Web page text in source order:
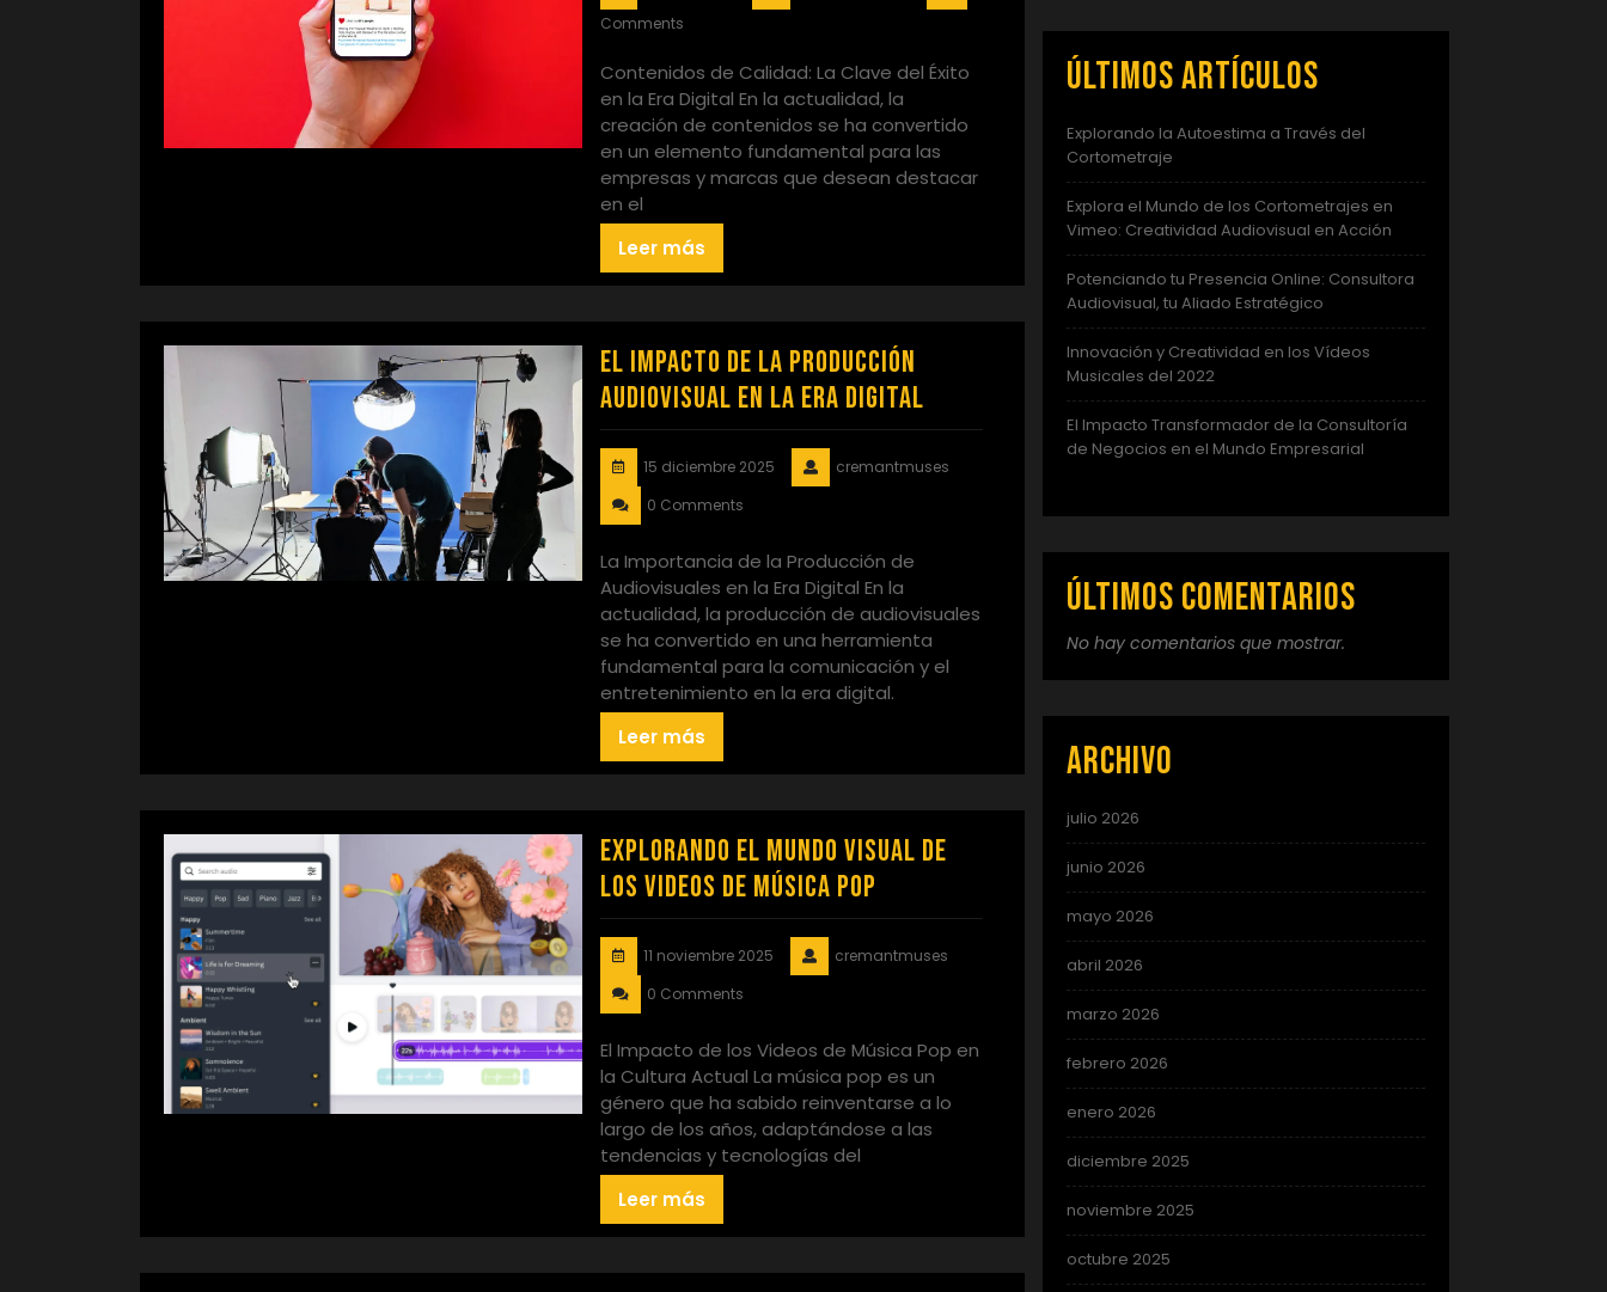
Comments
Contenidos de Calidad: La Clave del Éxito
en la Era Digital En la actualidad, la
creación de contenidos se ha convertido
en un elemento fundamental para las
empresas y marcas que desean destacar
en el
Leer más
El Impacto de la Producción
Audiovisual en la Era Digital
15 diciembre 2025
cremantmuses
0 Comments
La Importancia de la Producción de
Audiovisuales en la Era Digital En la
actualidad, la producción de audiovisuales
se ha convertido en una herramienta
fundamental para la comunicación y el
entretenimiento en la era digital.
Leer más
Explorando el Mundo Visual de
los Videos de Música Pop
11 noviembre 2025
cremantmuses
0 Comments
El Impacto de los Videos de Música Pop en
la Cultura Actual La música pop es un
género que ha sabido reinventarse a lo
largo de los años, adaptándose a las
tendencias y tecnologías del
Leer más
Últimos artículos
Explorando la Autoestima a Través del
Cortometraje
Explora el Mundo de los Cortometrajes en
Vimeo: Creatividad Audiovisual en Acción
Potenciando tu Presencia Online: Consultora
Audiovisual, tu Aliado Estratégico
Innovación y Creatividad en los Vídeos
Musicales del 2022
El Impacto Transformador de la Consultoría
de Negocios en el Mundo Empresarial
Últimos comentarios
No hay comentarios que mostrar.
Archivo
julio 2026
junio 2026
mayo 2026
abril 2026
marzo 2026
febrero 2026
enero 2026
diciembre 2025
noviembre 2025
octubre 2025